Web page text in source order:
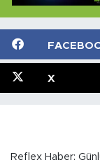
X
Reflex Haber;